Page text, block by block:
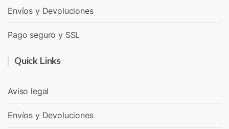
Envíos y Devoluciones
Pago seguro y SSL
Quick Links
Aviso legal
Envíos y Devoluciones